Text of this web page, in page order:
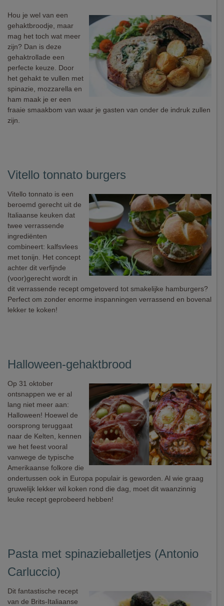
Hou je wel van een
gehaktbroodje, maar
mag het toch wat meer
zijn? Dan is deze
gehaktrollade een
perfecte keuze. Door
het gehakt te vullen met
spinazie, mozzarella en
ham maak je er een
fraaie smaakbom van waar je gasten van onder de indruk zullen
zijn.
Vitello tonnato burgers
Vitello tonnato is een
beroemd gerecht uit de
Italiaanse keuken dat
twee verrassende
ingrediënten
combineert: kalfsvlees
met tonijn. Het concept
achter dit verfijnde
(voor)gerecht wordt in
dit verrassende recept omgetoverd tot smakelijke hamburgers?
Perfect om zonder enorme inspanningen verrassend en bovenal
lekker te koken!
Halloween-gehaktbrood
Op 31 oktober
ontsnappen we er al
lang niet meer aan:
Halloween! Hoewel de
oorsprong teruggaat
naar de Kelten, kennen
we het feest vooral
vanwege de typische
Amerikaanse folkore die
ondertussen ook in Europa populair is geworden. Al wie graag
gruwelijk lekker wil koken rond die dag, moet dit waanzinnig
leuke recept geprobeerd hebben!
Pasta met spinazieballetjes (Antonio
Carluccio)
Dit fantastische recept
van de Brits-Italiaanse